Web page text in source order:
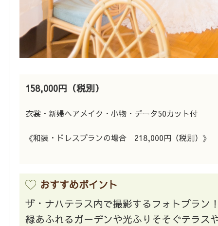
158,000円（税別）
衣裳・新婦ヘアメイク・小物・データ50カット付
《和装・ドレスプランの場合 218,000円（税別）》
おすすめポイント
ザ・ナハテラス内で撮影するフォトプラン
緑あふれるガーデンや光ふりそそぐテラス